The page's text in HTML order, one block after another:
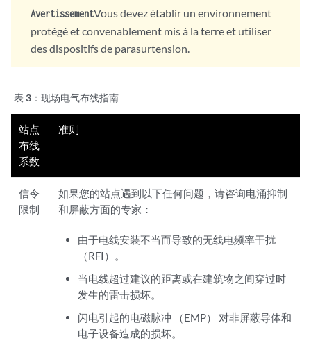
AvertissementVous devez établir un environnement
protégé et convenablement mis à la terre et utiliser
des dispositifs de parasurtension.
表 3： 现场电气布线指南
站点
布线
系数
准则
信令
限制
如果您的站点遇到以下任何问题，请咨询电涌抑制
和屏蔽方面的专家：
由于电线安装不当而导致的无线电频率干扰
（RFI）。
当电线超过建议的距离或在建筑物之间穿过时
发生的雷击损坏。
闪电引起的电磁脉冲 （EMP） 对非屏蔽导体和
电子设备造成的损坏。